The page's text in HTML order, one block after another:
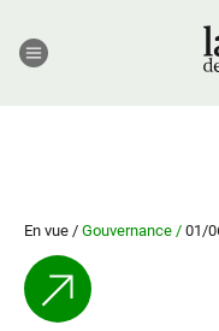
En vue / Gouvernance / 01/